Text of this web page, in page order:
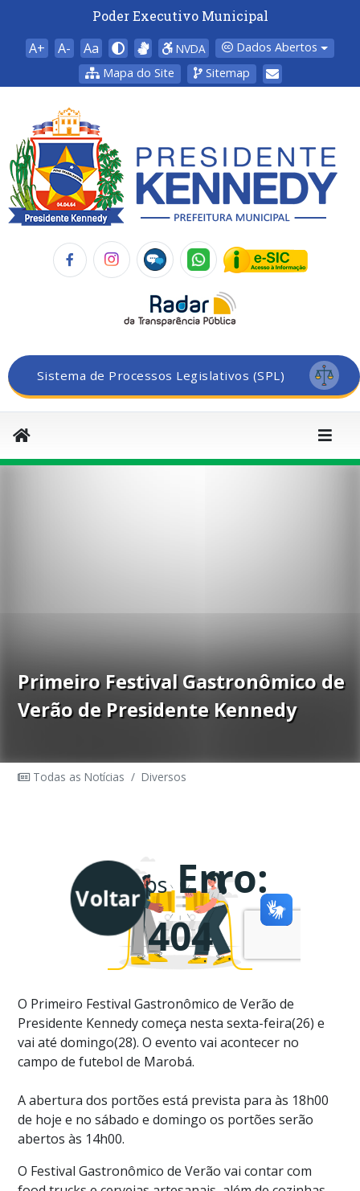
Poder Executivo Municipal
A+ A- Aa NVDA
Dados Abertos
Mapa do Site
Sitemap
Sistema de Processos Legislativos (SPL)
Primeiro Festival Gastronômico de
Verão de Presidente Kennedy
Todas as Notícias / Diversos
O Primeiro Festival Gastronômico de Verão de
Presidente Kennedy começa nesta sexta-feira(26) e
vai até domingo(28). O evento vai acontecer no
campo de futebol de Marobá.
A abertura dos portões está prevista para às 18h00
de hoje e no sábado e domingo os portões serão
abertos às 14h00.
O Festival Gastronômico de Verão vai contar com